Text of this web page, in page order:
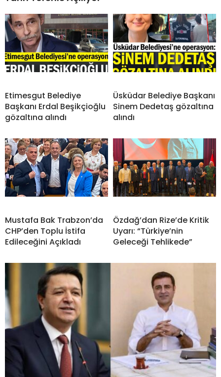
Etimesgut Belediye
Başkanı Erdal Beşikçioğlu
gözaltına alındı
Üsküdar Belediye Başkanı
Sinem Dedetaş gözaltına
alındı
Mustafa Bak Trabzon’da
CHP’den Toplu İstifa
Edileceğini Açıkladı
Özdağ’dan Rize’de Kritik
Uyarı: “Türkiye’nin
Geleceği Tehlikede”